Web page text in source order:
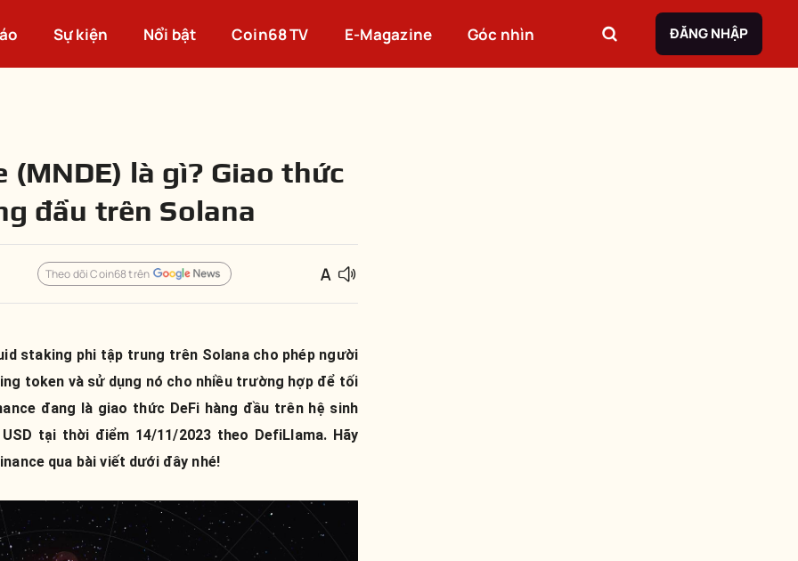
Sự kiện Nổi bật Coin68 TV E-Magazine Góc nhìn ĐĂNG NHẬP
(MNDE) là gì? Giao thức
đầu trên Solana
Theo dõi Coin68 trên
staking phi tập trung trên Solana cho phép người
token và sử dụng nó cho nhiều trường hợp để tối
đang là giao thức DeFi hàng đầu trên hệ sinh
tại thời điểm 14/11/2023 theo DefiLlama. Hãy
qua bài viết dưới đây nhé!